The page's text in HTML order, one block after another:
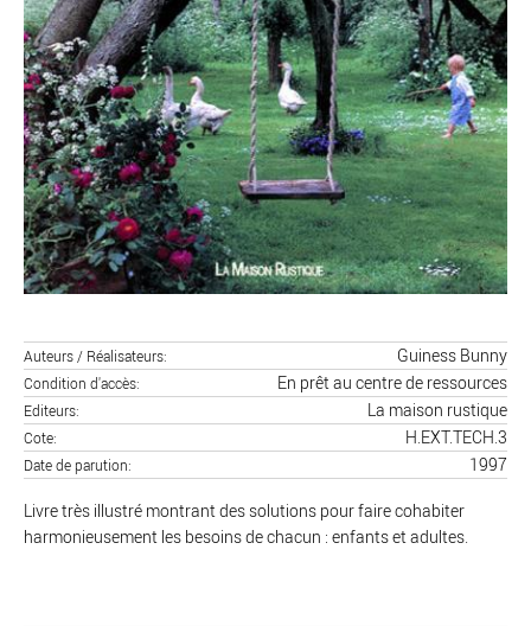
Auteurs / Réalisateurs Guiness Bunny
Condition d'accès En prêt au centre de ressources
Editeurs La maison rustique
Cote H.EXT.TECH.3
Date de parution 1997
Livre très illustré montrant des solutions pour faire cohabiter
harmonieusement les besoins de chacun : enfants et adultes.